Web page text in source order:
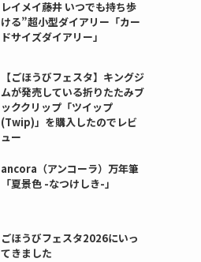
レイメイ藤井 いつでも持ち歩
ける”超小型ダイアリー「カー
ドサイズダイアリー」
【ごほうびフェスタ】キングジ
ムが発売している折りたたみブ
ッククリップ「ツイップ
(Twip)」を購入したのでレビ
ュー
ancora（アンコーラ）万年筆
「夏景色 -なつけしき-」
ごほうびフェスタ2026にいっ
てきました